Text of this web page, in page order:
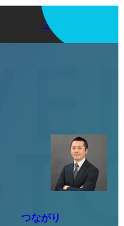
アプリを使う
つながり